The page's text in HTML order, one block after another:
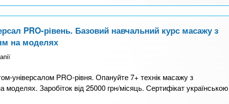
PRO-рівень. Базовий навчальний курс масажу з
на моделях
універсалом PRO-рівня. Опануйте 7+ технік масажу з
моделях. Заробіток від 25000 грн/місяць. Сертифікат